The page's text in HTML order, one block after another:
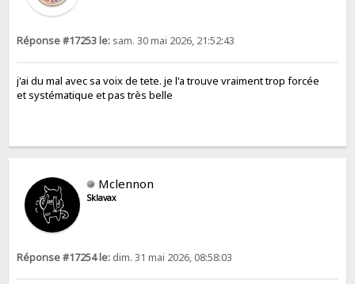
Réponse #17253 le: sam. 30 mai 2026, 21:52:43
j'ai du mal avec sa voix de tete. je l'a trouve vraiment trop forcée
et systématique et pas très belle
Mclennon
Sklavax
Réponse #17254 le: dim. 31 mai 2026, 08:58:03